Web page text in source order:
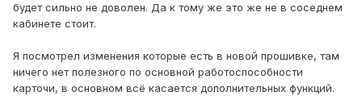
будет сильно не доволен. Да к тому же это же не в соседнем
кабинете стоит.
Я посмотрел изменения которые есть в новой прошивке, там
ничего нет полезного по основной работоспособности
карточи, в основном всё касается дополнительных функций.